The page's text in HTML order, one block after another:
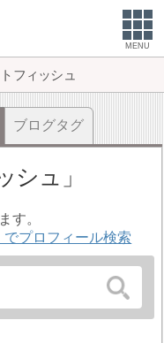
MENU
フィッシュ
ブログタグ
シュ
す。
プロフィール検索